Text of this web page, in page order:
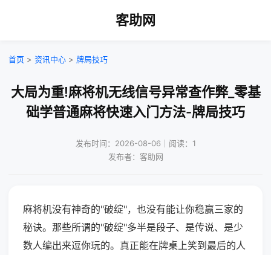
客助网
首页 > 资讯中心 > 牌局技巧
大局为重!麻将机无线信号异常查作弊_零基
础学普通麻将快速入门方法-牌局技巧
发布时间：2026-08-06｜阅读：1
发布者：客助网
麻将机没有神奇的"破绽"，也没有能让你稳赢三家的
秘诀。那些所谓的"破绽"多半是段子、是传说、是少
数人编出来逗你玩的。真正能在牌桌上笑到最后的人